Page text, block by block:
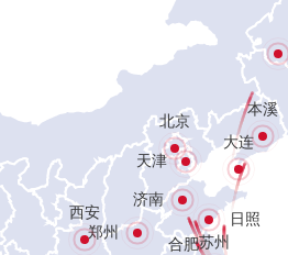
本溪
大连
苏州
合肥
郑州
西安
济南
日照
天津
北京